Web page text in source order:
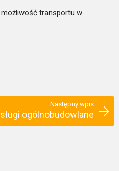
transportu w
Następny wpis
ogólnobudowlane